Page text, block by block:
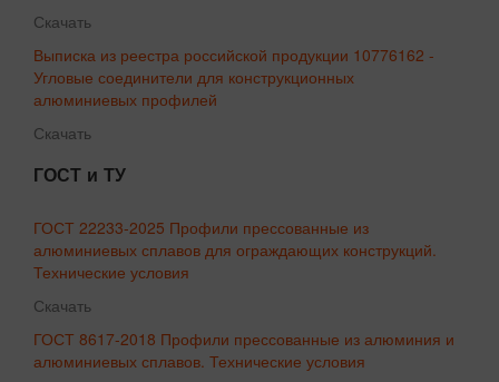
Скачать
Выписка из реестра российской продукции 10776162 -
Угловые соединители для конструкционных
алюминиевых профилей
Скачать
ГОСТ и ТУ
ГОСТ 22233-2025 Профили прессованные из
алюминиевых сплавов для ограждающих конструкций.
Технические условия
Скачать
ГОСТ 8617-2018 Профили прессованные из алюминия и
алюминиевых сплавов. Технические условия